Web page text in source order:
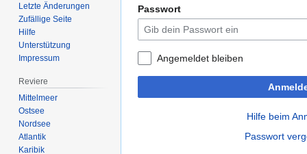
Passwort
Angemeldet bleiben
Hilfe beim
Passwort
Letzte Änderungen
Zufällige Seite
Hilfe
Unterstützung
Impressum
Reviere
Mittelmeer
Ostsee
Nordsee
Atlantik
Karibik